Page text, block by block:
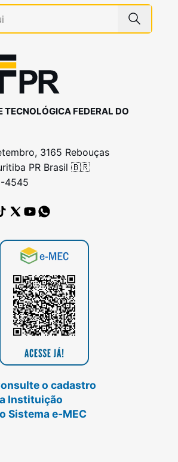
TECNOLÓGICA FEDERAL DO
3165 Rebouças
PR Brasil 🇧🇷
4545
o cadastro
Instituição
Sistema e-MEC